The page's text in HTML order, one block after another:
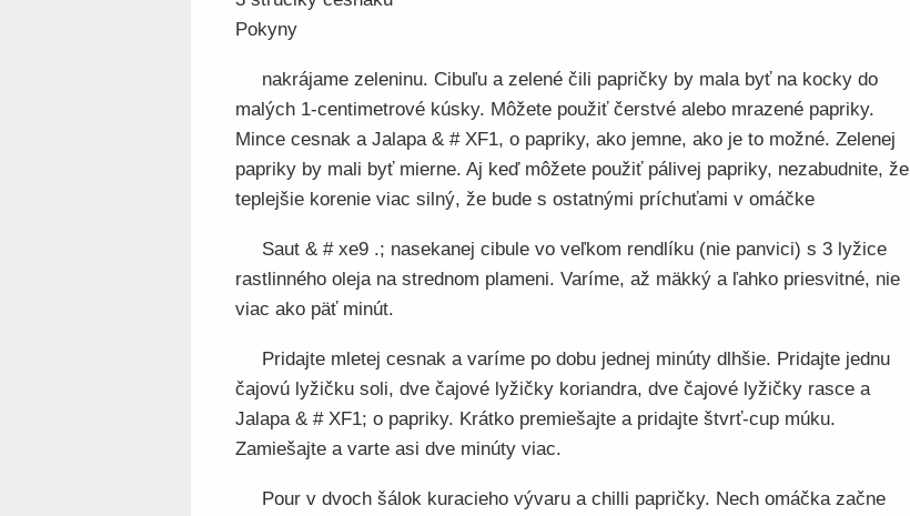
Pokyny
nakrájame zeleninu. Cibuľu a zelené čili papričky by mala byť na kocky do
malých 1-centimetrové kúsky. Môžete použiť čerstvé alebo mrazené papriky.
Mince cesnak a Jalapa & # XF1, o papriky, ako jemne, ako je to možné. Zelenej
papriky by mali byť mierne. Aj keď môžete použiť pálivej papriky, nezabudnite, že
teplejšie korenie viac silný, že bude s ostatnými príchuťami v omáčke
Saut & # xe9 .; nasekanej cibule vo veľkom rendlíku (nie panvici) s 3 lyžice
rastlinného oleja na strednom plameni. Varíme, až mäkký a ľahko priesvitné, nie
viac ako päť minút.
Pridajte mletej cesnak a varíme po dobu jednej minúty dlhšie. Pridajte jednu
čajovú lyžičku soli, dve čajové lyžičky koriandra, dve čajové lyžičky rasce a
Jalapa & # XF1; o papriky. Krátko premiešajte a pridajte štvrť-cup múku.
Zamiešajte a varte asi dve minúty viac.
Pour v dvoch šálok kuracieho vývaru a chilli papričky. Nech omáčka začne